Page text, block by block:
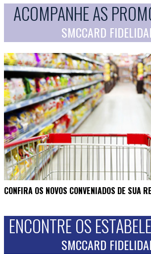
ACOMPANHE AS
SMCCARD
CONFIRA OS NOVOS CONVENIADOS DE SUA
ENCONTRE OS
SMCCARD